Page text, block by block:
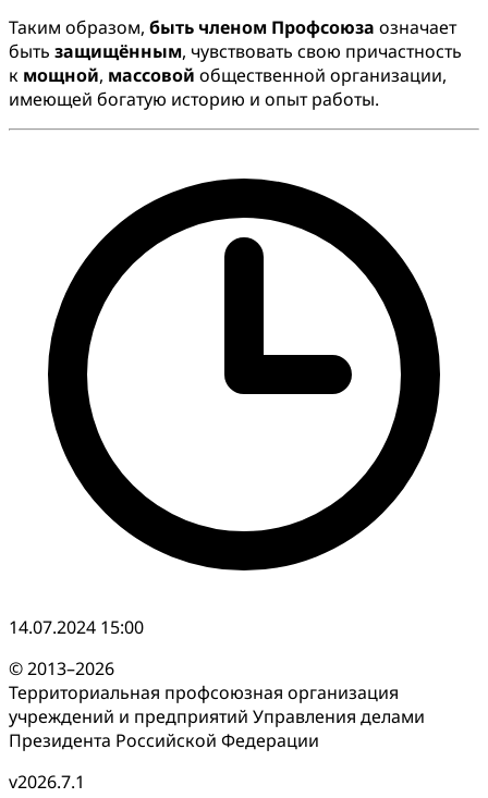
Таким образом, быть членом Профсоюза означает
быть защищённым, чувствовать свою причастность
к мощной, массовой общественной организации,
имеющей богатую историю и опыт работы.
14.07.2024 15:00
© 2013–2026
Территориальная профсоюзная организация
учреждений и предприятий Управления делами
Президента Российской Федерации
v2026.7.1